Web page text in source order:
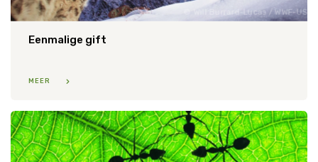
Will Burrard-Lucas / WWF-US
Eenmalige gift
MEER